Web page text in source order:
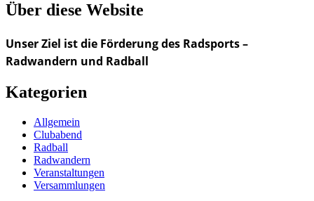
Über diese Website
Unser Ziel ist die Förderung des Radsports –
Radwandern und Radball
Kategorien
Allgemein
Clubabend
Radball
Radwandern
Veranstaltungen
Versammlungen